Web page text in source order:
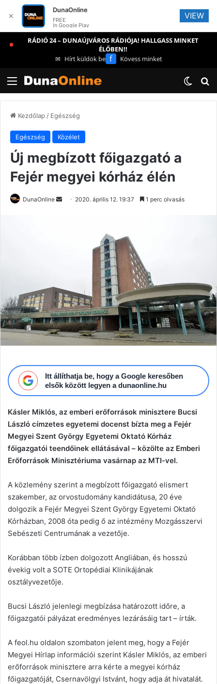
RÁDIÓ 24 – DUNAÚJVÁROS RÁDIÓJA! HALLGASS MINKET
ÉLŐBEN!!
✉ Hírt küldök be f Kövess minket
Menü
Kezdőlap/ Egészség
Egészség Közélet
Új megbízott főigazgató a
Fejér megyei kórház élén
DunaOnline
Send 2020. április 12. 19:37 1 perc olvasás
Itt állíthatja be, hogy a Google keresőben
elsők között legyen a dunaonline.hu
Kásler Miklós, az emberi erőforrások minisztere Bucsi
László címzetes egyetemi docenst bízta meg a Fejér
Megyei Szent György Egyetemi Oktató Kórház
főigazgatói teendőinek ellátásával – közölte az Emberi
Erőforrások Minisztériuma vasárnap az MTI-vel.
A közlemény szerint a megbízott főigazgató elismert
szakember, az orvostudomány kandidátusa, 20 éve
dolgozik a Fejér Megyei Szent György Egyetemi Oktató
Kórházban, 2008 óta pedig ő az intézmény Mozgásszervi
Sebészeti Centrumának a vezetője.
Korábban több ízben dolgozott Angliában, és hosszú
évekig volt a SOTE Ortopédiai Klinikájának
osztályvezetője.
Bucsi László jelenlegi megbízása határozott időre, a
főigazgatói pályázat eredményes lezárásáig tart – írták.
A feol.hu oldalon szombaton jelent meg, hogy a Fejér
Megyei Hírlap információi szerint Kásler Miklós, az emberi
erőforrások minisztere arra kérte a megyei kórház
főigazgatóját, Csernavölgyi Istvánt, hogy adja át hivatalát.
✕
DunaOnline
FREE
In Google Play
VIEW